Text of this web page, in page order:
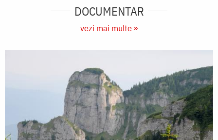
DOCUMENTAR
vezi mai multe »